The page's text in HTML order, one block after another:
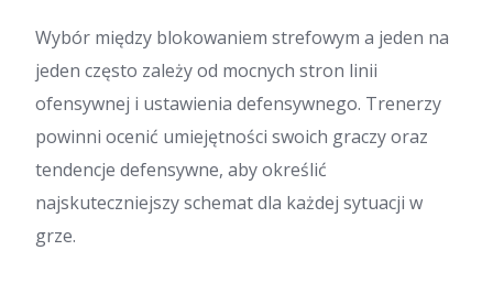
Wybór między blokowaniem strefowym a jeden na
jeden często zależy od mocnych stron linii
ofensywnej i ustawienia defensywnego. Trenerzy
powinni ocenić umiejętności swoich graczy oraz
tendencje defensywne, aby określić
najskuteczniejszy schemat dla każdej sytuacji w
grze.